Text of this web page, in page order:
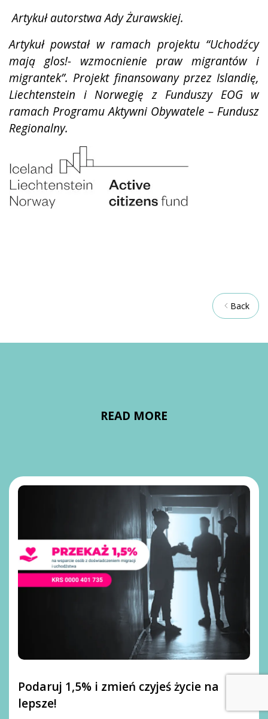
Artykuł autorstwa Ady Żurawskiej.
Artykuł powstał w ramach projektu “Uchodźcy
mają glos!- wzmocnienie praw migrantów i
migrantek”. Projekt finansowany przez Islandię,
Liechtenstein i Norwegię z Funduszy EOG w
ramach Programu Aktywni Obywatele – Fundusz
Regionalny.
Back
READ MORE
Podaruj 1,5% i zmień czyjeś życie na
lepsze!